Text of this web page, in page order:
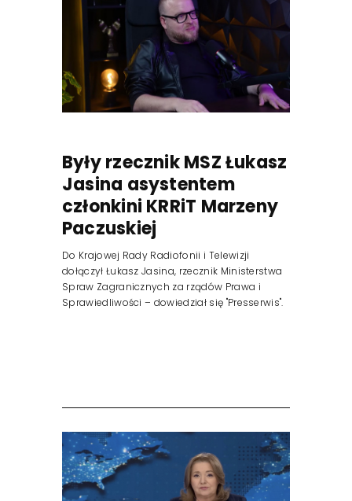
Były rzecznik MSZ Łukasz
Jasina asystentem
członkini KRRiT Marzeny
Paczuskiej
Do Krajowej Rady Radiofonii i Telewizji
dołączył Łukasz Jasina, rzecznik Ministerstwa
Spraw Zagranicznych za rządów Prawa i
Sprawiedliwości – dowiedział się "Presserwis".